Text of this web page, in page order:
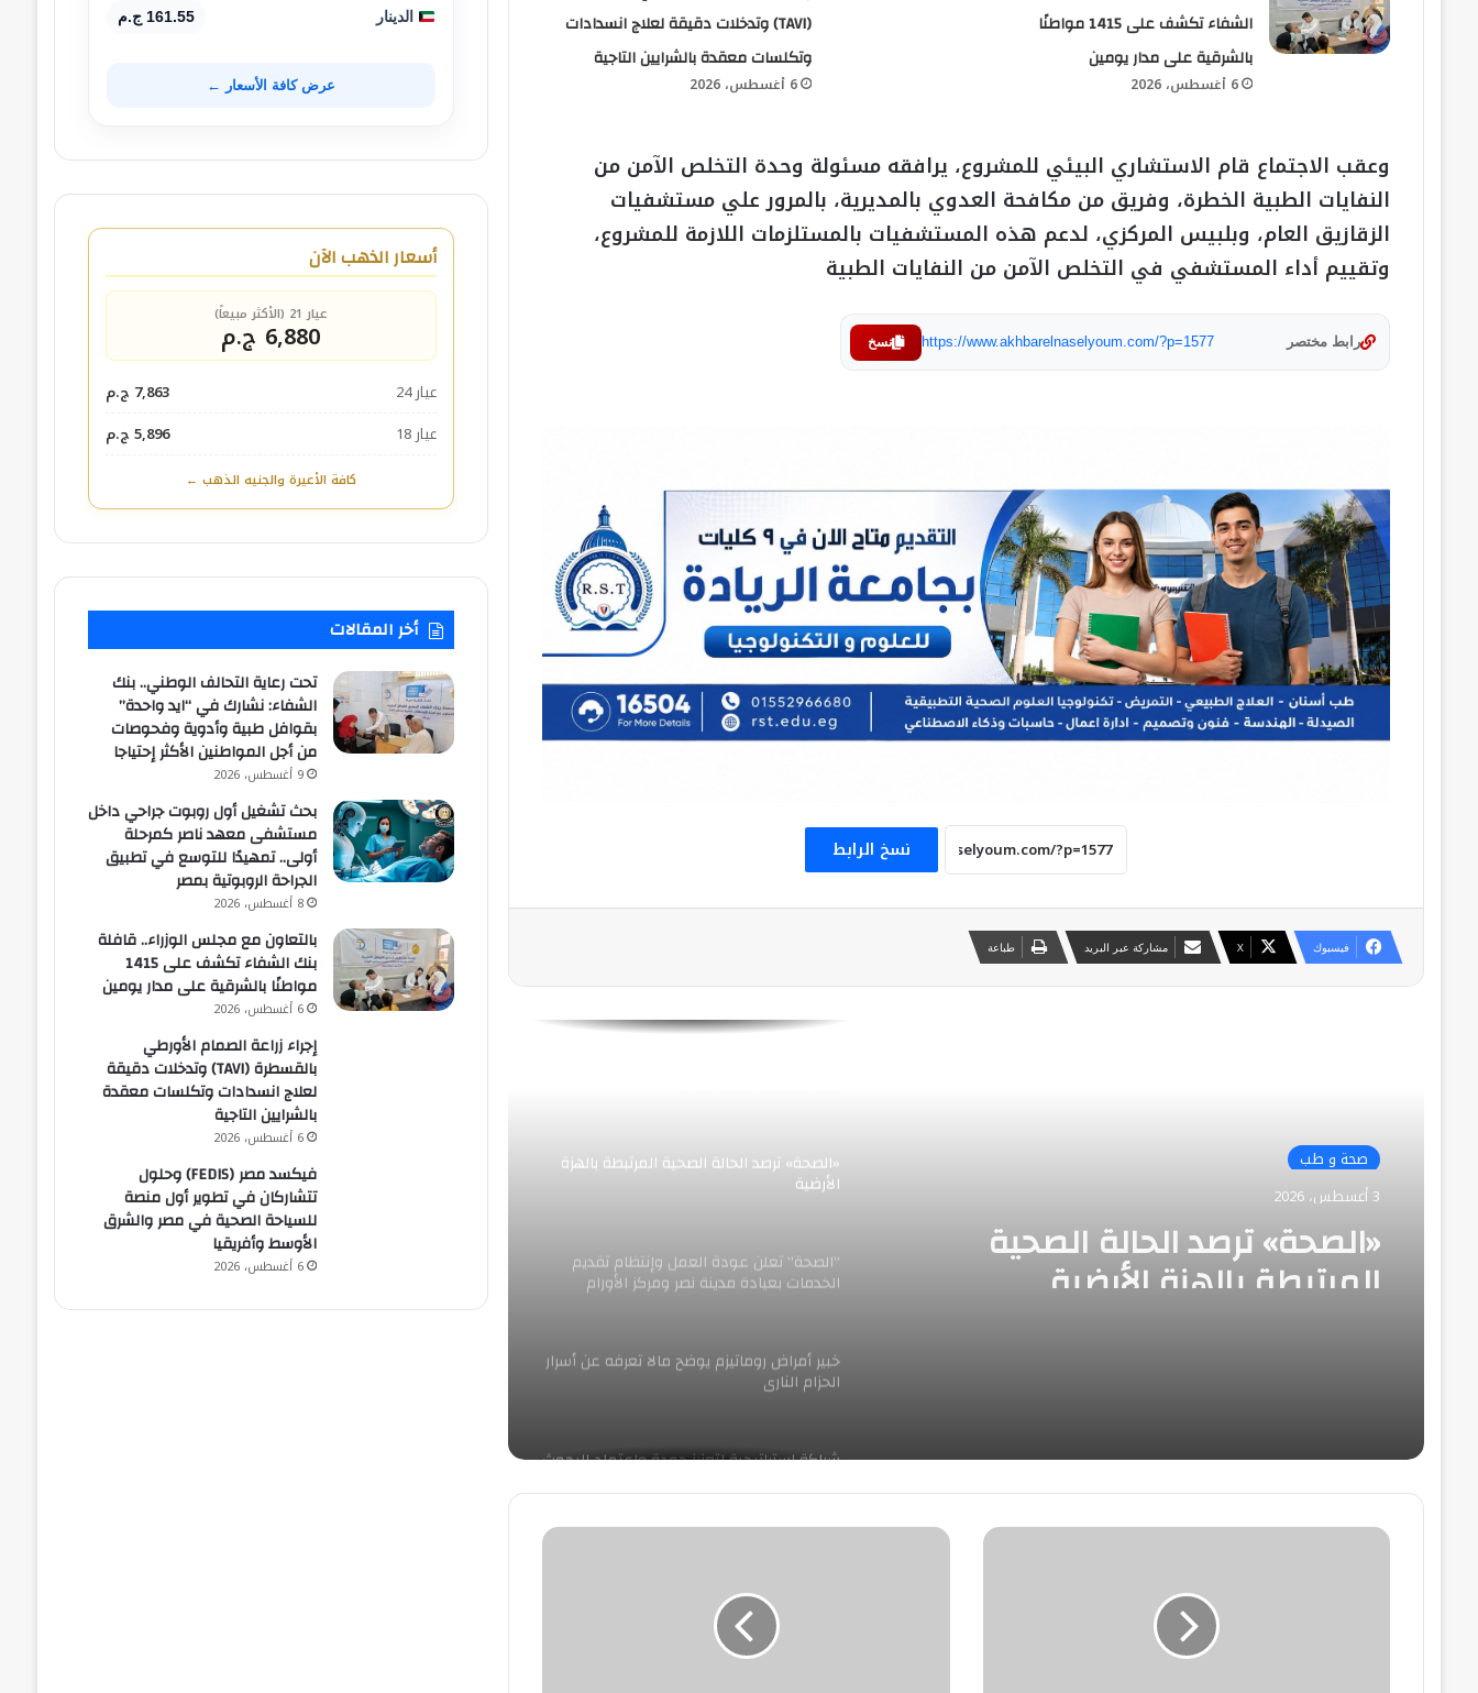
الشفاء تكشف على 1415 مواطنًا
بالشرقية على مدار يومين
6 أغسطس، 2026
(TAVI) وتدخلات دقيقة لعلاج انسدادات
وتكلسات معقدة بالشرايين التاجية
6 أغسطس، 2026
وعقب الاجتماع قام الاستشاري البيئي للمشروع، يرافقه مسئولة وحدة التخلص الآمن من
النفايات الطبية الخطرة، وفريق من مكافحة العدوي بالمديرية، بالمرور علي مستشفيات
الزقازيق العام، وبلبيس المركزي، لدعم هذه المستشفيات بالمستلزمات اللازمة للمشروع،
وتقييم أداء المستشفي في التخلص الآمن من النفايات الطبية
رابط مختصر https://www.akhbarelnaselyoum.com/?p=1577 نسخ
نسخ الرابط
فيسبوك ‫X مشاركة عبر البريد طباعة
صحة و طب
3 أغسطس، 2026
«الصحة» ترصد الحالة الصحية
المرتبطة بالهزة الأرضية
الإكلينيكية في منطقة الشرق الأوسط وشمال
Jamjoom Pharma Announces Strategic
Partnership with Idorsia to Advance
Insomnia Care for Patients in Saudi Arabia
and the Levant
شراكة استراتيجية بين “جمجوم فارما” و
“إيدورسيا” لتطوير علاجات الأرق في السعودية
والمشرق العربي
بطلات مصر يساندن محاربات بهية برسالة أمل
تطوير أول منصة للسياحة الصحية في مصر
«الصحة» ترصد الحالة الصحية المرتبطة بالهزة
الأرضية
“الصحة” تعلن عودة العمل وإنتظام تقديم
الخدمات بعيادة مدينة نصر ومركز الأورام
خبير أمراض روماتيزم يوضح مالا تعرفه عن أسرار
الحزام النارى
شراكة استراتيجية لتعزيز جودة وإعتماد البحوث
أفريقيا
Insomnia Care for Patients in Saudi Arabia
and the Levant
شراكة استراتيجية بين “جمجوم فارما” و
النائب
لدىّ
الدينار 161.55 ج.م
عرض كافة الأسعار ←
أسعار الذهب الآن
عيار 21 (الأكثر مبيعاً)
6,880 ج.م
عيار 24
7,863 ج.م
عيار 18
5,896 ج.م
كافة الأعيرة والجنيه الذهب ←
أخر المقالات
تحت رعاية التحالف الوطني.. بنك
الشفاء: نشارك في “ايد واحدة”
بقوافل طبية وأدوية وفحوصات
من أجل المواطنين الأكثر إحتياجا
9 أغسطس، 2026
بحث تشغيل أول روبوت جراحي داخل
مستشفى معهد ناصر كمرحلة
أولى.. تمهيدًا للتوسع في تطبيق
الجراحة الروبوتية بمصر
8 أغسطس، 2026
بالتعاون مع مجلس الوزراء.. قافلة
بنك الشفاء تكشف على 1415
مواطنًا بالشرقية على مدار يومين
6 أغسطس، 2026
إجراء زراعة الصمام الأورطي
بالقسطرة (TAVI) وتدخلات دقيقة
لعلاج انسدادات وتكلسات معقدة
بالشرايين التاجية
6 أغسطس، 2026
فيكسد مصر (FEDIS) وحلول
تتشاركان في تطوير أول منصة
للسياحة الصحية في مصر والشرق
الأوسط وأفريقيا
6 أغسطس، 2026